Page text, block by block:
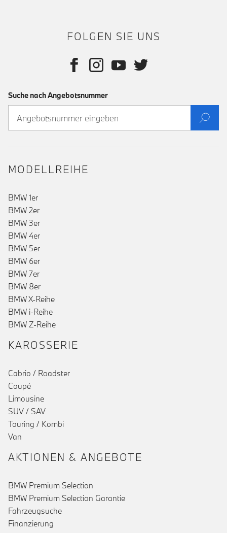
FOLGEN SIE UNS
Suche nach Angebotsnummer
MODELLREIHE
BMW 1er
BMW 2er
BMW 3er
BMW 4er
BMW 5er
BMW 6er
BMW 7er
BMW 8er
BMW X-Reihe
BMW i-Reihe
BMW Z-Reihe
KAROSSERIE
Cabrio / Roadster
Coupé
Limousine
SUV / SAV
Touring / Kombi
Van
AKTIONEN & ANGEBOTE
BMW Premium Selection
BMW Premium Selection Garantie
Fahrzeugsuche
Finanzierung